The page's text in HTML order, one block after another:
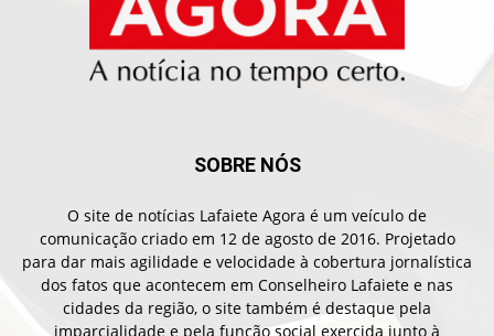
SOBRE NÓS
O site de notícias Lafaiete Agora é um veículo de
comunicação criado em 12 de agosto de 2016. Projetado
para dar mais agilidade e velocidade à cobertura jornalística
dos fatos que acontecem em Conselheiro Lafaiete e nas
cidades da região, o site também é destaque pela
imparcialidade e pela função social exercida junto à